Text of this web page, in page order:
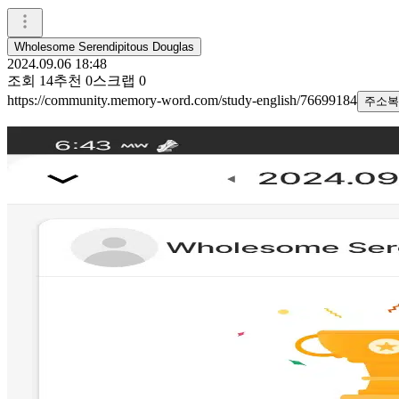
Wholesome Serendipitous Douglas
2024.09.06 18:48
조회 14추천 0스크랩 0
https://community.memory-word.com/study-english/76699184 주소